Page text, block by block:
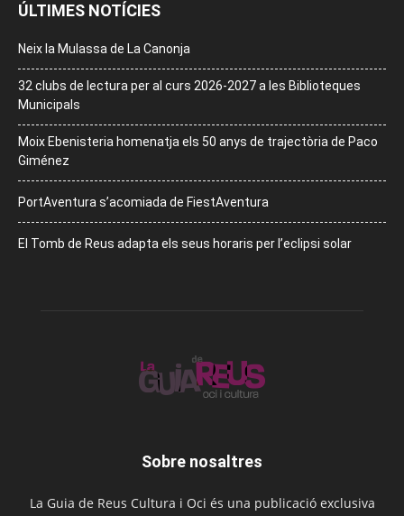
ÚLTIMES NOTÍCIES
Neix la Mulassa de La Canonja
32 clubs de lectura per al curs 2026-2027 a les Biblioteques
Municipals
Moix Ebenisteria homenatja els 50 anys de trajectòria de Paco
Giménez
PortAventura s’acomiada de FiestAventura
El Tomb de Reus adapta els seus horaris per l’eclipsi solar
Sobre nosaltres
La Guia de Reus Cultura i Oci és una publicació exclusiva